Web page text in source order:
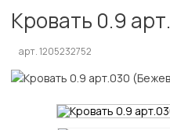
Кровать 0.9
арт. 1205232752